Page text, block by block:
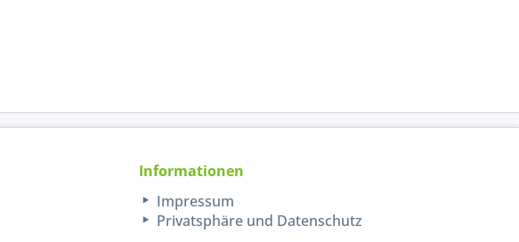
Informationen
Impressum
Privatsphäre und Datenschutz